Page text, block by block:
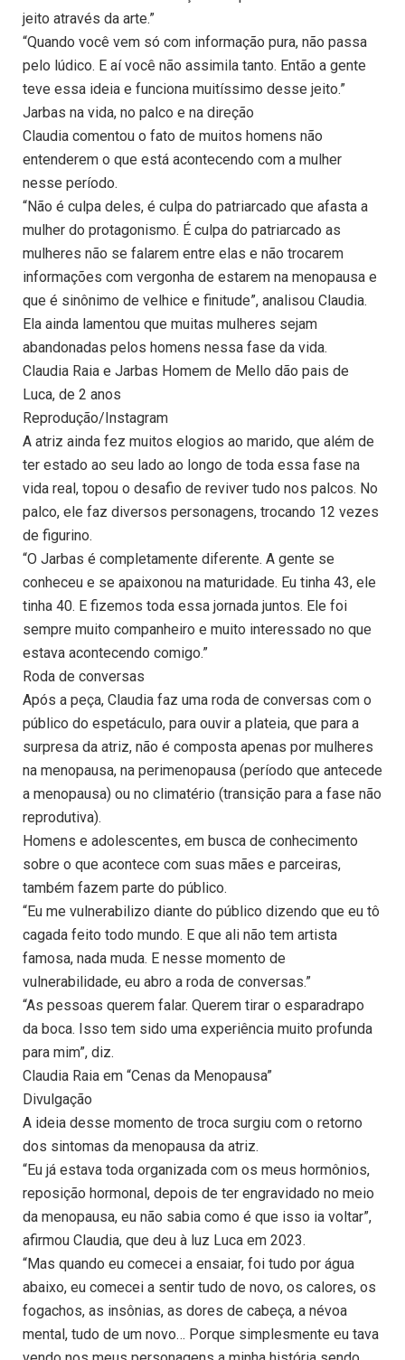
jeito através da arte.”
“Quando você vem só com informação pura, não passa
pelo lúdico. E aí você não assimila tanto. Então a gente
teve essa ideia e funciona muitíssimo desse jeito.”
Jarbas na vida, no palco e na direção
Claudia comentou o fato de muitos homens não
entenderem o que está acontecendo com a mulher
nesse período.
“Não é culpa deles, é culpa do patriarcado que afasta a
mulher do protagonismo. É culpa do patriarcado as
mulheres não se falarem entre elas e não trocarem
informações com vergonha de estarem na menopausa e
que é sinônimo de velhice e finitude”, analisou Claudia.
Ela ainda lamentou que muitas mulheres sejam
abandonadas pelos homens nessa fase da vida.
Claudia Raia e Jarbas Homem de Mello dão pais de
Luca, de 2 anos
Reprodução/Instagram
A atriz ainda fez muitos elogios ao marido, que além de
ter estado ao seu lado ao longo de toda essa fase na
vida real, topou o desafio de reviver tudo nos palcos. No
palco, ele faz diversos personagens, trocando 12 vezes
de figurino.
“O Jarbas é completamente diferente. A gente se
conheceu e se apaixonou na maturidade. Eu tinha 43, ele
tinha 40. E fizemos toda essa jornada juntos. Ele foi
sempre muito companheiro e muito interessado no que
estava acontecendo comigo.”
Roda de conversas
Após a peça, Claudia faz uma roda de conversas com o
público do espetáculo, para ouvir a plateia, que para a
surpresa da atriz, não é composta apenas por mulheres
na menopausa, na perimenopausa (período que antecede
a menopausa) ou no climatério (transição para a fase não
reprodutiva).
Homens e adolescentes, em busca de conhecimento
sobre o que acontece com suas mães e parceiras,
também fazem parte do público.
“Eu me vulnerabilizo diante do público dizendo que eu tô
cagada feito todo mundo. E que ali não tem artista
famosa, nada muda. E nesse momento de
vulnerabilidade, eu abro a roda de conversas.”
“As pessoas querem falar. Querem tirar o esparadrapo
da boca. Isso tem sido uma experiência muito profunda
para mim”, diz.
Claudia Raia em “Cenas da Menopausa”
Divulgação
A ideia desse momento de troca surgiu com o retorno
dos sintomas da menopausa da atriz.
“Eu já estava toda organizada com os meus hormônios,
reposição hormonal, depois de ter engravidado no meio
da menopausa, eu não sabia como é que isso ia voltar”,
afirmou Claudia, que deu à luz Luca em 2023.
“Mas quando eu comecei a ensaiar, foi tudo por água
abaixo, eu comecei a sentir tudo de novo, os calores, os
fogachos, as insônias, as dores de cabeça, a névoa
mental, tudo de um novo… Porque simplesmente eu tava